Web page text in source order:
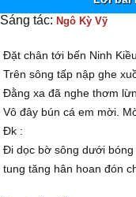
Sáng tác: Ngô Kỳ Vỹ
Đặt chân tới bến Ninh
Trên sông tấp nập ghe
Đằng xa đã nghe thơm
Vô đây bún cá em mời.
Đk :
Đi dọc bờ sông dưới
tung tăng hân hoan đón